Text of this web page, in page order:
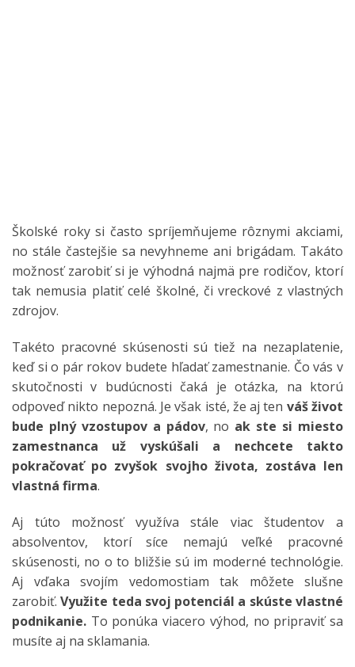
Školské roky si často spríjemňujeme rôznymi akciami,
no stále častejšie sa nevyhneme ani brigádam. Takáto
možnosť zarobiť si je výhodná najmä pre rodičov, ktorí
tak nemusia platiť celé školné, či vreckové z vlastných
zdrojov.
Takéto pracovné skúsenosti sú tiež na nezaplatenie,
keď si o pár rokov budete hľadať zamestnanie. Čo vás v
skutočnosti v budúcnosti čaká je otázka, na ktorú
odpoveď nikto nepozná. Je však isté, že aj ten váš život
bude plný vzostupov a pádov, no ak ste si miesto
zamestnanca už vyskúšali a nechcete takto
pokračovať po zvyšok svojho života, zostáva len
vlastná firma.
Aj túto možnosť využíva stále viac študentov a
absolventov, ktorí síce nemajú veľké pracovné
skúsenosti, no o to bližšie sú im moderné technológie.
Aj vďaka svojím vedomostiam tak môžete slušne
zarobiť.Využite teda svoj potenciál a skúste vlastné
podnikanie. To ponúka viacero výhod, no pripraviť sa
musíte aj na sklamania.